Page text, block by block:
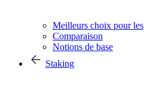
Meilleurs choix pour les
Comparaison
Notions de base
Staking